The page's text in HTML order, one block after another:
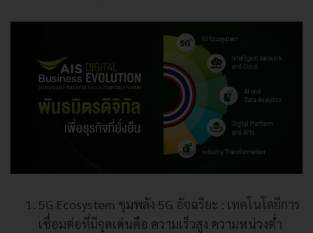
5G Ecosystem ขุมพลัง 5G อัจฉริยะ : เทคโนโลยีการ
เชื่อมต่อที่มีจุดเด่นคือ ความเร็วสูง ความหน่วงต่ำ